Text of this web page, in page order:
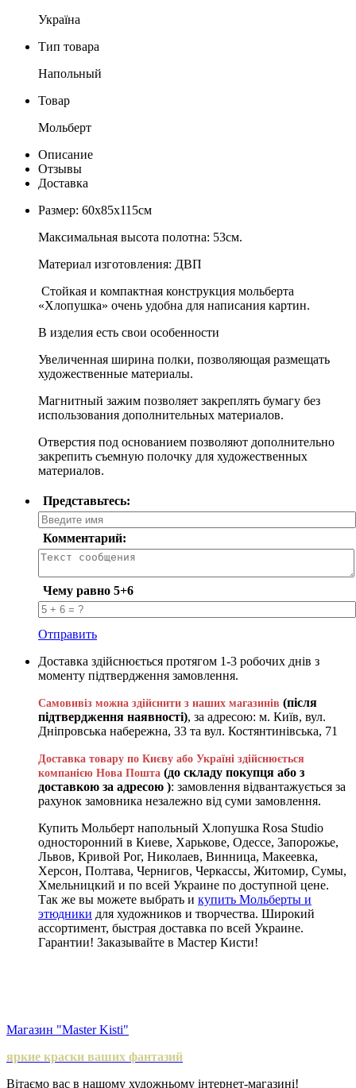
Україна
Тип товара
Напольный
Товар
Мольберт
Описание
Отзывы
Доставка
Размер: 60х85х115см
Максимальная высота полотна: 53см.
Материал изготовления: ДВП
Стойкая и компактная конструкция мольберта
«Хлопушка» очень удобна для написания картин.
В изделия есть свои особенности
Увеличенная ширина полки, позволяющая размещать
художественные материалы.
Магнитный зажим позволяет закреплять бумагу без
использования дополнительных материалов.
Отверстия под основанием позволяют дополнительно
закрепить съемную полочку для художественных
материалов.
Представьтесь:
Комментарий:
Чему равно 5+6
Отправить
Доставка здійснюється протягом 1-3 робочих днів з
моменту підтвердження замовлення.
Самовивіз можна здійснити з наших магазинів (після
підтвердження наявності), за адресою: м. Київ, вул.
Дніпровська набережна, 33 та вул. Костянтинівська, 71
Доставка товару по Києву або Україні здійснюється
компанією Нова Пошта (до складу покупця або з
доставкою за адресою ): замовлення відвантажується за
рахунок замовника незалежно від суми замовлення.
Купить Мольберт напольный Хлопушка Rosa Studio
односторонний в Киеве, Харькове, Одессе, Запорожье,
Львов, Кривой Рог, Николаев, Винница, Макеевка,
Херсон, Полтава, Чернигов, Черкассы, Житомир, Сумы,
Хмельницкий и по всей Украине по доступной цене.
Так же вы можете выбрать и купить Мольберты и
этюдники для художников и творчества. Широкий
ассортимент, быстрая доставка по всей Украине.
Гарантии! Заказывайте в Мастер Кисти!
Магазин "Master Kisti"
яркие краски ваших фантазий
Вітаємо вас в нашому художньому інтернет-магазині!